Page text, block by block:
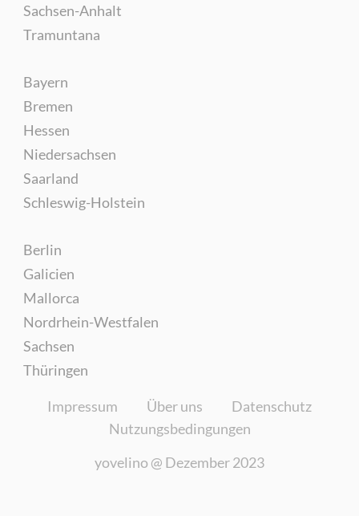
Sachsen-Anhalt
Tramuntana
Bayern
Bremen
Hessen
Niedersachsen
Saarland
Schleswig-Holstein
Berlin
Galicien
Mallorca
Nordrhein-Westfalen
Sachsen
Thüringen
Impressum Über uns
Datenschutz
Nutzungsbedingungen
yovelino @ Dezember 2023